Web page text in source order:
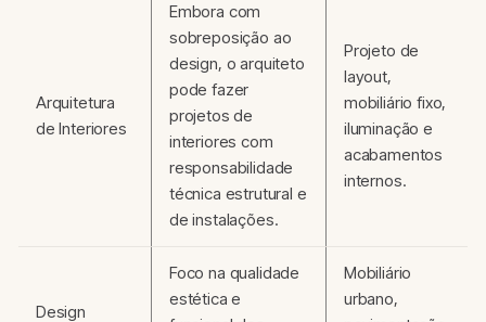
Arquitetura
de Interiores
Embora com
sobreposição ao
design, o arquiteto
pode fazer
projetos de
interiores com
responsabilidade
técnica estrutural e
de instalações.
Projeto de
layout,
mobiliário fixo,
iluminação e
acabamentos
internos.
Design
Foco na qualidade
estética e
Mobiliário
urbano,